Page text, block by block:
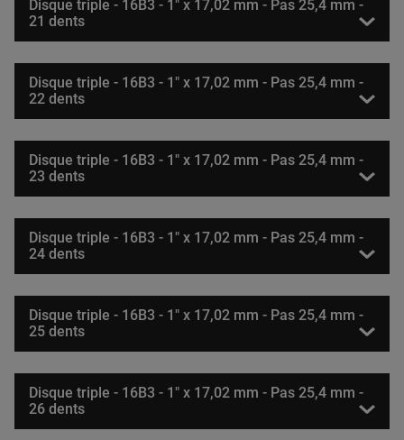
Disque triple - 16B3 - 1" x 17,02 mm - Pas 25,4 mm -
21 dents
Disque triple - 16B3 - 1" x 17,02 mm - Pas 25,4 mm -
22 dents
Disque triple - 16B3 - 1" x 17,02 mm - Pas 25,4 mm -
23 dents
Disque triple - 16B3 - 1" x 17,02 mm - Pas 25,4 mm -
24 dents
Disque triple - 16B3 - 1" x 17,02 mm - Pas 25,4 mm -
25 dents
Disque triple - 16B3 - 1" x 17,02 mm - Pas 25,4 mm -
26 dents